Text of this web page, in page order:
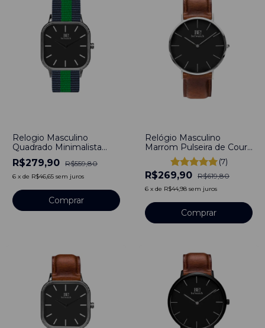
Relogio Masculino
Quadrado Minimalista
Wick Classy Silver Pulseira
de Nylon Verde Nato
40MM Aço Inoxidável
R$279,90 R$559,80
6 x de R$46,65 sem juros
Comprar
Relógio Masculino
Marrom Pulseira de Couro
Legacy Black Silver
40mm Aço Inoxidável
banhado a titânio
(7)
R$269,90 R$619,80
6 x de R$44,98 sem juros
Comprar